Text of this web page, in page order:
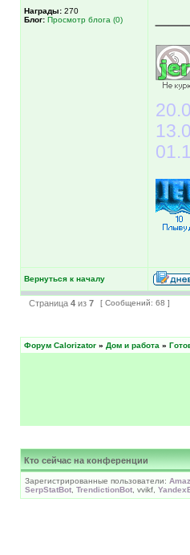
Награды: 270
Блог: Просмотр блога (0)
Вернуться к началу
Страница 4 из 7 [ Сообщений: 68 ]
Форум Calorizator » Дом и работа »
Кто сейчас на конференции
Зарегистрированные пользователи:
SerpStatBot TrendictionBot , vvikf,